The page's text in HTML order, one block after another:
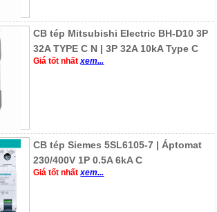
CB tép Mitsubishi Electric BH-D10 3P
32A TYPE C N | 3P 32A 10kA Type C
Giá tốt nhấtxem...
CB tép Siemes 5SL6105-7 | Áptomat
230/400V 1P 0.5A 6kA C
Giá tốt nhấtxem...